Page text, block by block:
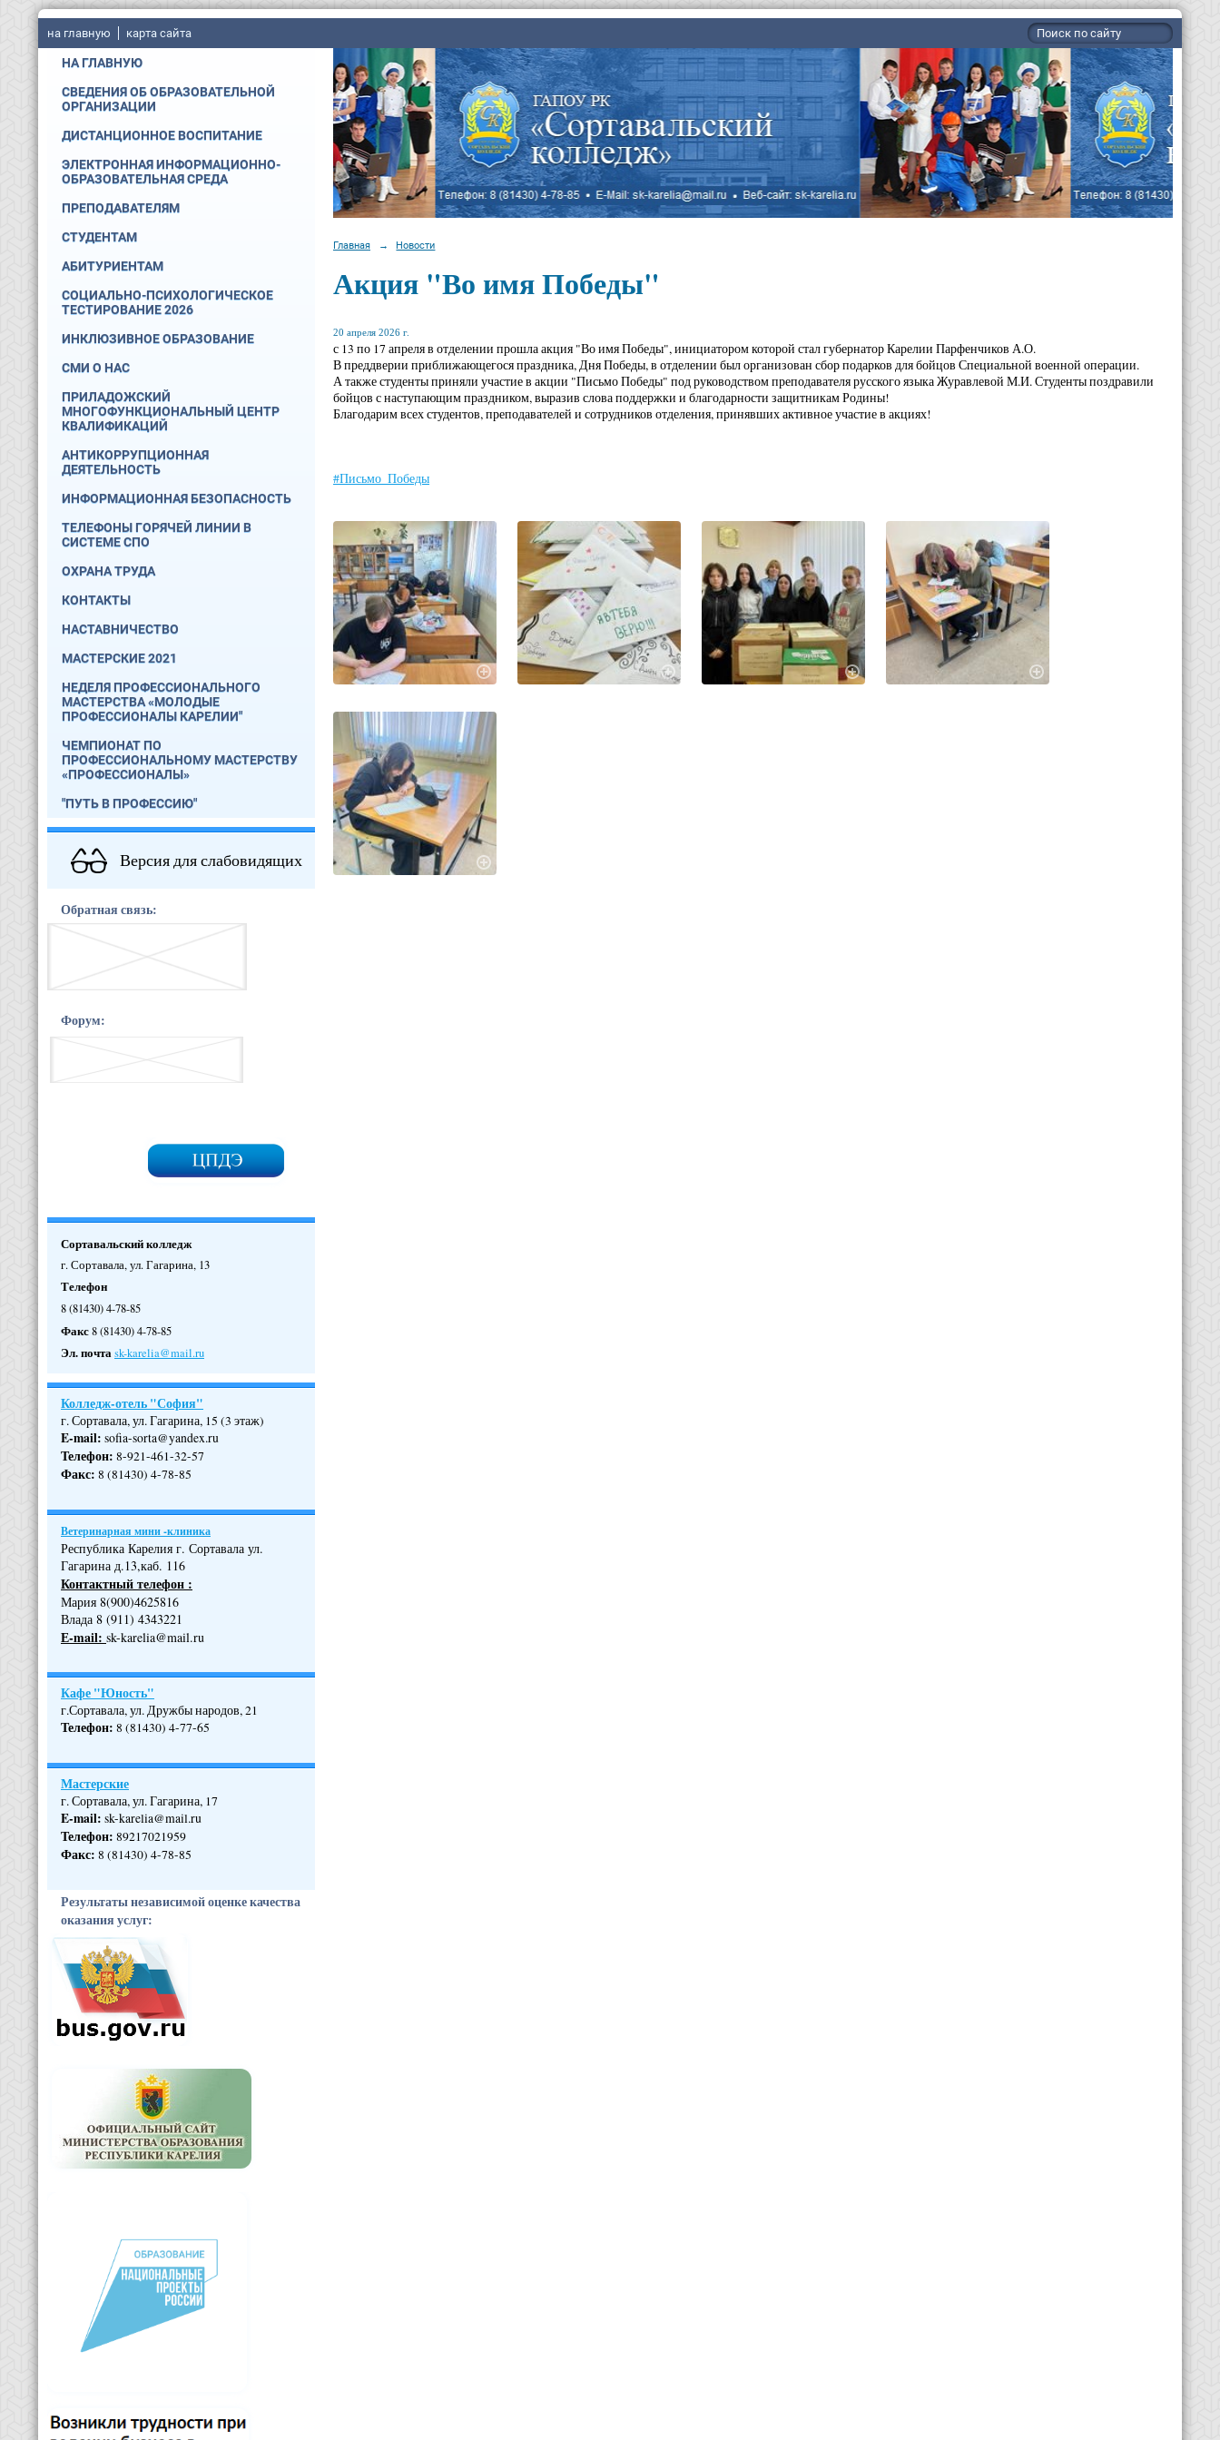
на главную карта сайта
НА ГЛАВНУЮ
СВЕДЕНИЯ ОБ ОБРАЗОВАТЕЛЬНОЙ
ОРГАНИЗАЦИИ
ДИСТАНЦИОННОЕ ВОСПИТАНИЕ
ЭЛЕКТРОННАЯ ИНФОРМАЦИОННО-
ОБРАЗОВАТЕЛЬНАЯ СРЕДА
ПРЕПОДАВАТЕЛЯМ
СТУДЕНТАМ
АБИТУРИЕНТАМ
СОЦИАЛЬНО-ПСИХОЛОГИЧЕСКОЕ
ТЕСТИРОВАНИЕ 2026
ИНКЛЮЗИВНОЕ ОБРАЗОВАНИЕ
СМИ О НАС
ПРИЛАДОЖСКИЙ
МНОГОФУНКЦИОНАЛЬНЫЙ ЦЕНТР
КВАЛИФИКАЦИЙ
АНТИКОРРУПЦИОННАЯ
ДЕЯТЕЛЬНОСТЬ
ИНФОРМАЦИОННАЯ БЕЗОПАСНОСТЬ
ТЕЛЕФОНЫ ГОРЯЧЕЙ ЛИНИИ В
СИСТЕМЕ СПО
ОХРАНА ТРУДА
КОНТАКТЫ
НАСТАВНИЧЕСТВО
МАСТЕРСКИЕ 2021
НЕДЕЛЯ ПРОФЕССИОНАЛЬНОГО
МАСТЕРСТВА «МОЛОДЫЕ
ПРОФЕССИОНАЛЫ КАРЕЛИИ"
ЧЕМПИОНАТ ПО
ПРОФЕССИОНАЛЬНОМУ МАСТЕРСТВУ
«ПРОФЕССИОНАЛЫ»
"ПУТЬ В ПРОФЕССИЮ"
Версия для слабовидящих
Обратная связь:
Форум:
Сортавальский колледж
г. Сортавала, ул. Гагарина, 13
Телефон
8 (81430) 4-78-85
Факс8 (81430) 4-78-85
Эл. почтаsk-karelia@mail.ru
Колледж-отель "София"
г. Сортавала, ул. Гагарина, 15 (3 этаж)
E-mail: sofia-sorta@yandex.ru
Телефон: 8-921-461-32-57
Факс: 8 (81430) 4-78-85
Ветеринарная мини -клиника
Республика Карелия г. Сортавала ул.
Гагарина д.13,каб. 116
Контактный телефон :
Мария 8(900)4625816
Влада 8 (911) 4343221
Е-mail: sk-karelia@mail.ru
Кафе "Юность"
г.Сортавала, ул. Дружбы народов, 21
Телефон: 8 (81430) 4-77-65
Мастерские
г. Сортавала, ул. Гагарина, 17
E-mail: sk-karelia@mail.ru
Телефон: 89217021959
Факс: 8 (81430) 4-78-85
Результаты независимой оценке качества
оказания услуг:
Главная → Новости
Акция "Во имя Победы"
20 апреля 2026 г.
с 13 по 17 апреля в отделении прошла акция "Во имя Победы", инициатором которой стал губернатор Карелии Парфенчиков А.О.
В преддверии приближающегося праздника, Дня Победы, в отделении был организован сбор подарков для бойцов Специальной военной операции.
А также студенты приняли участие в акции "Письмо Победы" под руководством преподавателя русского языка Журавлевой М.И. Студенты поздравили
бойцов с наступающим праздником, выразив слова поддержки и благодарности защитникам Родины!
Благодарим всех студентов, преподавателей и сотрудников отделения, принявших активное участие в акциях!
#Письмо_Победы